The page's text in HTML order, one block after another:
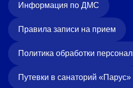
Информация по ДМС
Правила записи на прием
Политика обработки
Путевки в санаторий «Парус»